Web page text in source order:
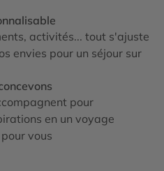
activités... tout s'ajuste
envies pour un séjour sur
pour
en un voyage
vous